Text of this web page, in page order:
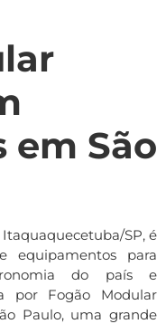
em São
SP, é
equipamentos para
do país e
por Fogão Modular
Paulo, uma grande